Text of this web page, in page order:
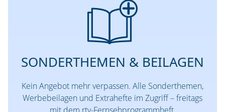
SONDERTHEMEN & BEILAGEN
Kein Angebot mehr verpassen. Alle Sonderthemen,
Werbebeilagen und Extrahefte im Zugriff – freitags